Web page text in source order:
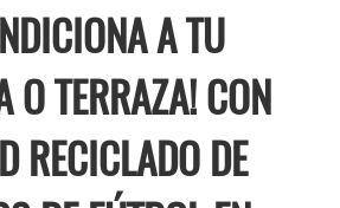
A TU
O TERRAZA! CON
RECICLADO DE